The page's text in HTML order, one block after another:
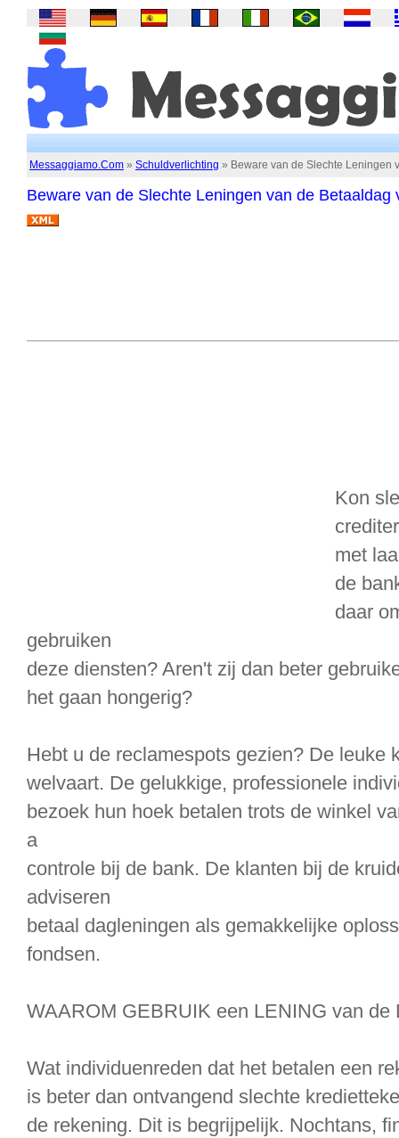
Messaggiamo.Com » Schuldverlichting » Beware van de Slechte Leningen
Beware van de Slechte Leningen van de Betaaldag
Kon
met
de
daar
gebruiken
deze diensten? Aren't zij dan beter
het gaan hongerig?
Hebt u de reclamespots gezien? De leuke
welvaart. De gelukkige, professionele
bezoek hun hoek betalen trots de winkel
a
controle bij de bank. De klanten bij de
adviseren
betaal dagleningen als gemakkelijke
fondsen.
WAAROM GEBRUIK een LENING van de
Wat individuenreden dat het betalen een
is beter dan ontvangend slechte
de rekening. Dit is begrijpelijk. Nochtans,